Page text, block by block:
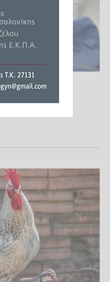
των